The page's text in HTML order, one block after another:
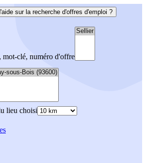
sur la recherche d'offres d'emploi ?
mot-clé, numéro d'offre
lieu choisi